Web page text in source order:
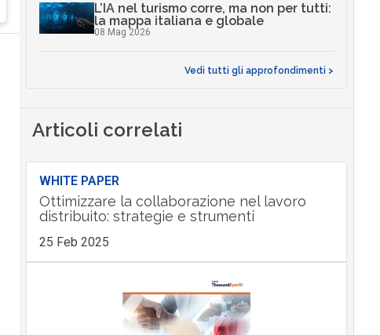
L’IA nel turismo corre, ma non per tutti:
la mappa italiana e globale
08 Mag 2026
Vedi tutti gli approfondimenti >
Articoli correlati
WHITE PAPER
Ottimizzare la collaborazione nel lavoro
distribuito: strategie e strumenti
25 Feb 2025